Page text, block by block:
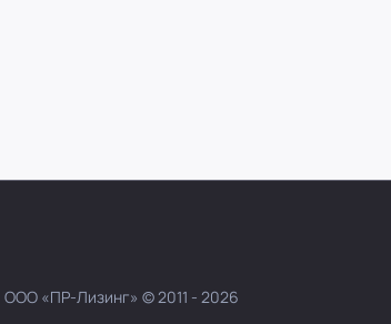
ООО «ПР-Лизинг» © 2011 - 2026